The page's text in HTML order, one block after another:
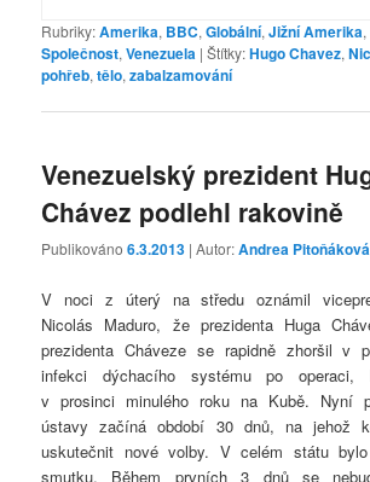
Rubriky:Amerika, BBC,Globální,Jižní Amerika,
Společnost,Venezuela |Štítky:Hugo Chavez,
pohřeb,tělo,zabalzamování
Venezuelský prezident
Chávez podlehl rakovině
Publikováno6.3.2013 | Autor:Andrea Pitoňáková
V noci z úterý na středu oznámil
Nicolás Maduro, že prezidenta Huga
prezidenta Cháveze se rapidně zhoršil v
infekci dýchacího systému po operaci,
v prosinci minulého roku na Kubě. Nyní
ústavy začíná období 30 dnů, na jehož
uskutečnit nové volby. V celém státu
smutku. Během prvních 3 dnů se